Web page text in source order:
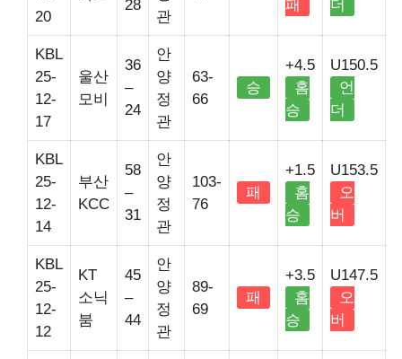
20
28
관
패
더
KBL
25-
12-
17
울산
모비
36
–
24
안
양
정
관
63-
66
승
+4.5
홈
승
U150.5
언
더
KBL
25-
12-
14
부산
KCC
58
–
31
안
양
정
관
103-
76
패
+1.5
홈
승
U153.5
오
버
KBL
25-
12-
12
KT
소닉
붐
45
–
44
안
양
정
관
89-
69
패
+3.5
홈
승
U147.5
오
버